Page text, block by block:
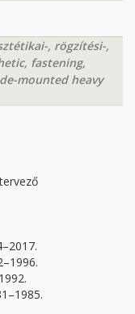
, rögzítési-,
fastening,
mounted heavy